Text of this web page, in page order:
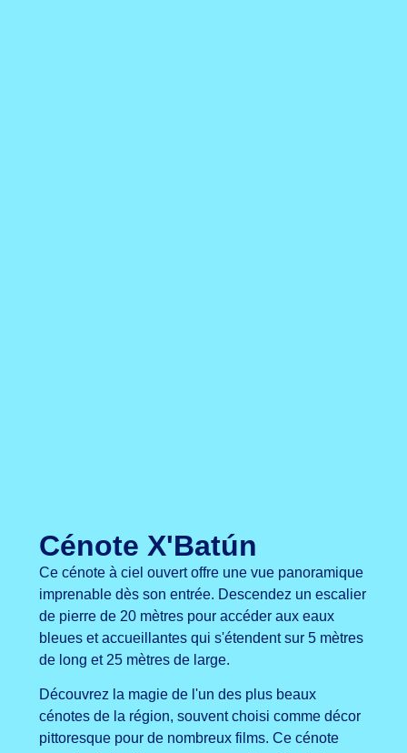
Cénote X'Batún
Ce cénote à ciel ouvert offre une vue panoramique
imprenable dès son entrée. Descendez un escalier
de pierre de 20 mètres pour accéder aux eaux
bleues et accueillantes qui s'étendent sur 5 mètres
de long et 25 mètres de large.
Découvrez la magie de l'un des plus beaux
cénotes de la région, souvent choisi comme décor
pittoresque pour de nombreux films. Ce cénote